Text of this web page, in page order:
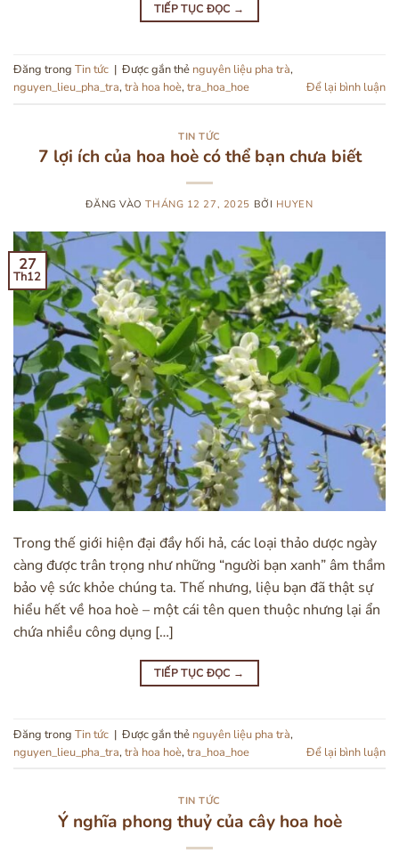
TIẾP TỤC ĐỌC →
Đăng trong Tin tức | Được gắn thẻ nguyên liệu pha trà,
nguyen_lieu_pha_tra, trà hoa hoè, tra_hoa_hoe Để lại bình luận
TIN TỨC
7 lợi ích của hoa hoè có thể bạn chưa biết
ĐĂNG VÀOTHÁNG 12 27, 2025 BỞI HUYEN
27
Th12
Trong thế giới hiện đại đầy hối hả, các loại thảo dược ngày
càng được trân trọng như những “người bạn xanh” âm thầm
bảo vệ sức khỏe chúng ta. Thế nhưng, liệu bạn đã thật sự
hiểu hết về hoa hoè – một cái tên quen thuộc nhưng lại ẩn
chứa nhiều công dụng […]
TIẾP TỤC ĐỌC →
Đăng trong Tin tức | Được gắn thẻ nguyên liệu pha trà,
nguyen_lieu_pha_tra, trà hoa hoè, tra_hoa_hoe Để lại bình luận
TIN TỨC
Ý nghĩa phong thuỷ của cây hoa hoè